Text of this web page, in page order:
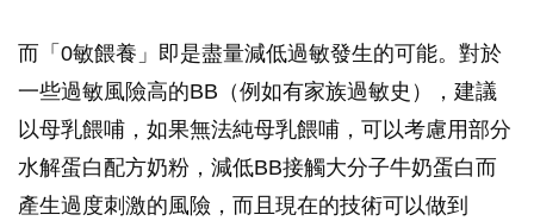
而「0敏餵養」即是盡量減低過敏發生的可能。對於
一些過敏風險高的BB（例如有家族過敏史），建議
以母乳餵哺，如果無法純母乳餵哺，可以考慮用部分
水解蛋白配方奶粉，減低BB接觸大分子牛奶蛋白而
產生過度刺激的風險，而且現在的技術可以做到